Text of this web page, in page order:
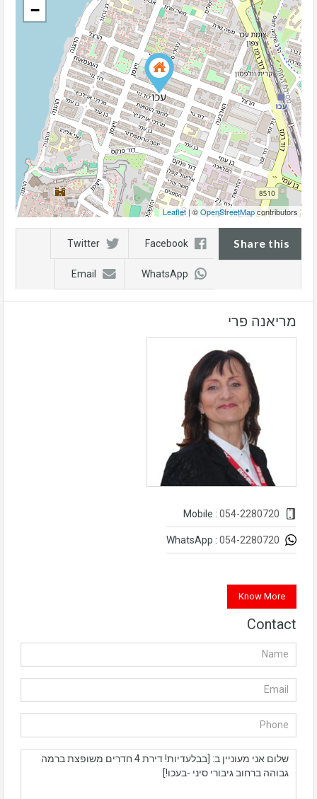
−
Leaflet| ©OpenStreetMapcontributors
Share this
Facebook
Twitter
WhatsApp
Email
מריאנה פרי
054-2280720
054-2280720
Know More
Contact